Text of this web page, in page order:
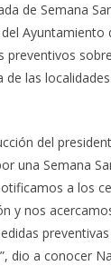
de Semana
Ayuntamiento
preventivos
de las
del
una Semana
a los
y nos
dio a conocer